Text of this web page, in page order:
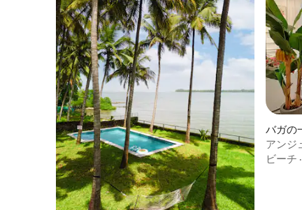
バガの
アンジ
イート
ビーチ ·